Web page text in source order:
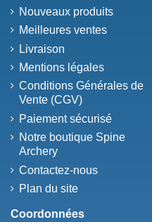
Nouveaux produits
Meilleures ventes
Livraison
Mentions légales
Conditions Générales de
Vente (CGV)
Paiement sécurisé
Notre boutique Spine
Archery
Contactez-nous
Plan du site
Coordonnées